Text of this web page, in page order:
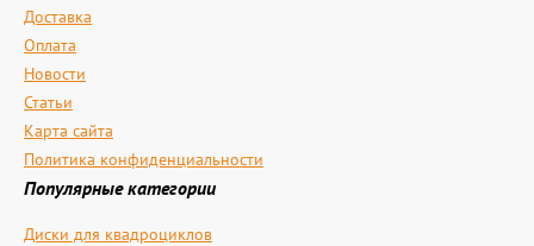
Доставка
Оплата
Новости
Статьи
Карта сайта
Политика конфиденциальности
Популярные категории
Диски для квадроциклов